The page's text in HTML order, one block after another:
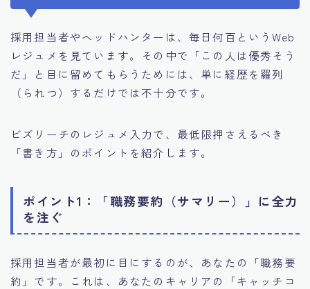
採用担当者やヘッドハンターは、毎日何百というWeb
レジュメを見ています。その中で「この人は優秀そう
だ」と目に留めてもらうためには、単に経歴を羅列
（られつ）するだけでは不十分です。
ビズリーチのレジュメ入力で、最低限押さえるべき
「書き方」のポイントを紹介します。
ポイント1：「職務要約（サマリー）」に全力
を注ぐ
採用担当者が最初に目にするのが、あなたの「職務要
約」です。これは、あなたのキャリアの「キャッチコ